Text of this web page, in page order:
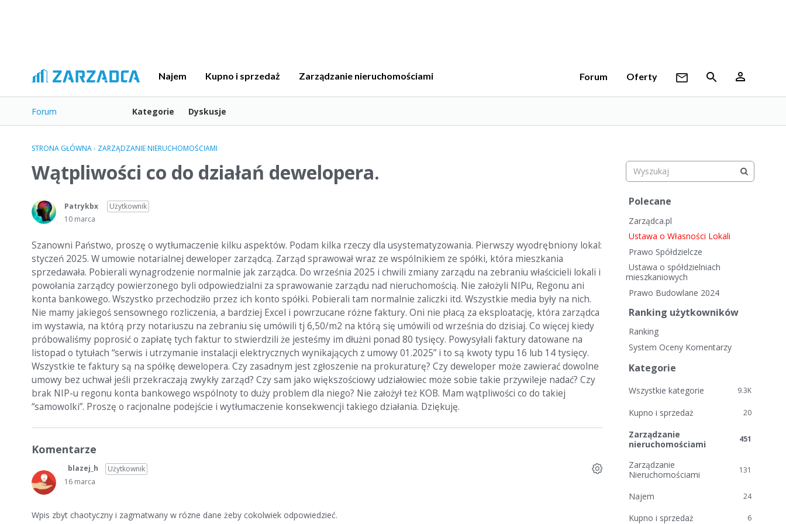
Najem Kupno i sprzedaż Zarządzanie nieruchomościami Forum Oferty
Forum Kategorie Dyskusje
STRONA GŁÓWNA› ZARZĄDZANIE NIERUCHOMOŚCIAMI
Wątpliwości co do działań dewelopera.
Patrykbx
Użytkownik
10 marca
Szanowni Państwo, proszę o wytłumaczenie kilku aspektów. Podam kilka rzeczy dla usystematyzowania. Pierwszy wyodrębniony lokal:
styczeń 2025. W umowie notarialnej deweloper zarządcą. Zarząd sprawował wraz ze wspólnikiem ze spółki, która mieszkania
sprzedawała. Pobierali wynagrodzenie normalnie jak zarządca. Do września 2025 i chwili zmiany zarządu na zebraniu właścicieli lokali i
powołania zarządcy powierzonego byli odpowiedzialni za sprawowanie zarządu nad nieruchomością. Nie założyli NIPu, Regonu ani
konta bankowego. Wszystko przechodziło przez ich konto spółki. Pobierali tam normalnie zaliczki itd. Wszystkie media były na nich.
Nie mamy jakiegoś sensownego rozliczenia, a bardziej Excel i powrzucane różne faktury. Oni nie płacą za eksploatację, która zarządca
im wystawia, na którą przy notariuszu na zebraniu się umówili tj 6,50/m2 na którą się umówili od września do dzisiaj. Co więcej kiedy
próbowaliśmy poprosić o zapłatę tych faktur to stwierdzili że jesteśmy im dłużni ponad 80 tysięcy. Powysyłali faktury datowane na
listopad o tytułach “serwis i utrzymanie instalacji elektrycznych wynikających z umowy 01.2025” i to są kwoty typu 16 lub 14 tysięcy.
Wszystkie te faktury są na spółkę dewelopera. Czy zasadnym jest zgłoszenie na prokuraturę? Czy deweloper może zawierać dowolne
umowy bez uchwał jeśli przekraczają zwykły zarząd? Czy sam jako większościowy udziałowiec może sobie takie przywileje nadać? Czy
brak NIP-u regonu konta bankowego wspólnoty to duży problem dla niego? Nie założył też KOB. Mam wątpliwości co do takiej
“samowolki”. Proszę o racjonalne podejście i wytłumaczenie konsekwencji takiego działania. Dziękuję.
Komentarze
blazej_h
Użytkownik
16 marca
Wpis zbyt chaotyczny i zagmatwany w rózne dane żeby cokolwiek odpowiedzieć.
S
y
b
k
e
n
k
Polecane
Zarządca.pl
Ustawa o Własności Lokali
Prawo Spółdzielcze
Ustawa o spółdzielniach
mieszkaniowych
Prawo Budowlane 2024
Ranking użytkowników
Ranking
System Oceny Komentarzy
Kategorie
9.3K
Wszystkie kategorie
20
Kupno i sprzedaż
451
Zarządzanie
nieruchomościami
131
Zarządzanie
Nieruchomościami
24
Najem
6
Kupno i sprzedaż